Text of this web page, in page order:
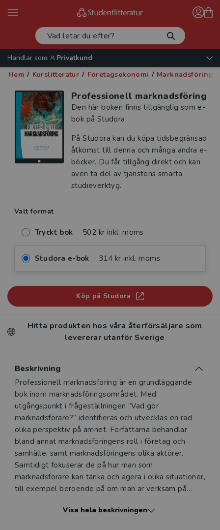
Handlar som:
Privatkund
Hem / Kurslitteratur / Företagsekonomi / Marknadsföring
Professionell marknadsföring
Den här boken finns tillgänglig som e-
bok på Studora.
På Studora kan du köpa tidsbegränsad
åtkomst till denna och många andra e-
böcker. Du får tillgång direkt och kan
även ta del av tjänstens smarta
studieverktyg.
Valt format
Tryckt bok 502 kr inkl. moms
Studora e-bok 314 kr inkl. moms
Köp på Studora
Hitta produkten hos våra återförsäljare som
levererar utanför Sverige
Beskrivning
Beskrivning
Professionell marknadsföring är en grundläggande
bok inom marknadsföringsområdet. Med
utgångspunkt i frågeställningen ”Vad gör
marknadsförare?” identifieras och utvecklas en rad
olika perspektiv på ämnet. Författarna behandlar
bland annat marknadsföringens roll i företag och
samhälle, samt marknadsföringens olika aktörer.
Samtidigt fokuserar de på hur man som
marknadsförare kan tänka och agera i olika situationer,
till exempel beroende på om man är verksam på
man marknadsför varor eller tjänster, eller om man
Visa hela beskrivningen